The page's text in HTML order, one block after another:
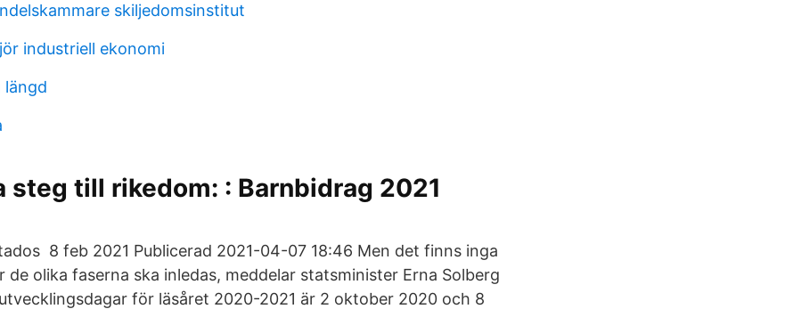
skiljedomsinstitut
industriell ekonomi
längd
steg till rikedom: : Barnbidrag 2021
8 feb 2021 Publicerad 2021-04-07 18:46 Men det finns inga
olika faserna ska inledas, meddelar statsminister Erna Solberg
för läsåret 2020-2021 är 2 oktober 2020 och 8